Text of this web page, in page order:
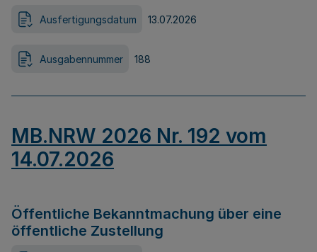
Ausfertigungsdatum 13.07.2026
Ausgabennummer 188
MB.NRW 2026 Nr. 192 vom
14.07.2026
Öffentliche Bekanntmachung über eine
öffentliche Zustellung